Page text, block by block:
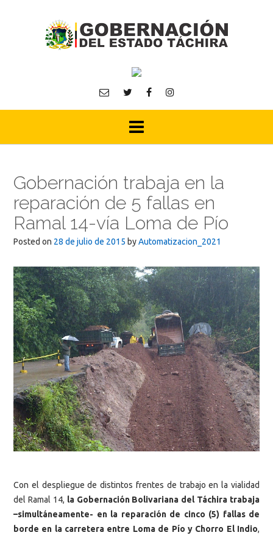
Gobernación trabaja en la
reparación de 5 fallas en
Ramal 14-vía Loma de Pío
Posted on 28 de julio de 2015 byAutomatizacion_2021
Con el despliegue de distintos frentes de trabajo en la vialidad
del Ramal 14, la Gobernación Bolivariana del Táchira trabaja
–simultáneamente- en la reparación de cinco (5) fallas de
borde en la carretera entre Loma de Pío y Chorro El Indio,